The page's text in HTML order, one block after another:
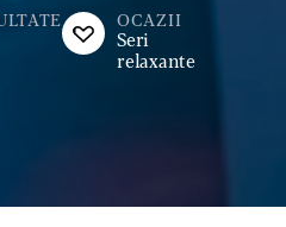
OCAZII
Seri
relaxante